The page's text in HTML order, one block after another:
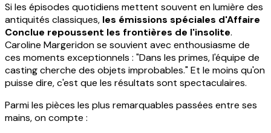
Si les épisodes quotidiens mettent souvent en lumière des
antiquités classiques, les émissions spéciales d'Affaire
Conclue repoussent les frontières de l'insolite.
Caroline Margeridon se souvient avec enthousiasme de
ces moments exceptionnels : "Dans les primes, l'équipe de
casting cherche des objets improbables." Et le moins qu'on
puisse dire, c'est que les résultats sont spectaculaires.
Parmi les pièces les plus remarquables passées entre ses
mains, on compte :